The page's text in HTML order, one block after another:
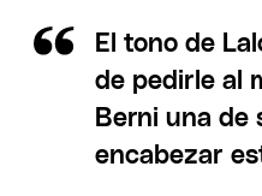
El tono de
de pedirle al
Berni una de
encabezar